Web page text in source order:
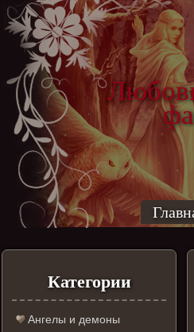
Категории
Ангелы и демоны